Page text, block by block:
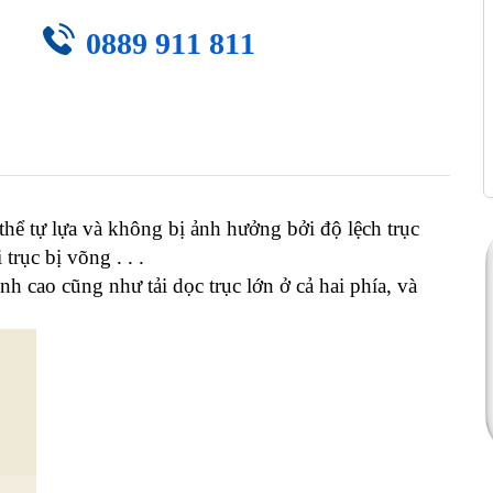
0889 911 811
tự lựa và không bị ảnh hưởng bởi độ lệch trục
trục bị võng . . .
cao cũng như tải dọc trục lớn ở cả hai phía, và